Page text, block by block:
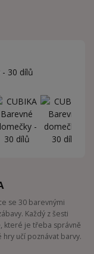
se 30 barevnými
Každý z šesti
které je třeba správně
učí poznávat barvy.